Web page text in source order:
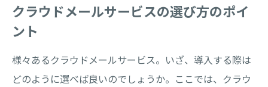
クラウドメールサービスの選び方のポイ
ント
様々あるクラウドメールサービス。いざ、導入する際は
どのように選べば良いのでしょうか。ここでは、クラウ